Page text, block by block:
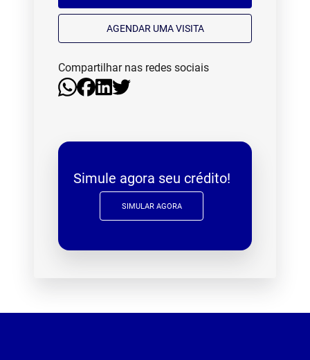
AGENDAR UMA VISITA
Compartilhar nas redes sociais
Simule agora seu crédito!
SIMULAR AGORA